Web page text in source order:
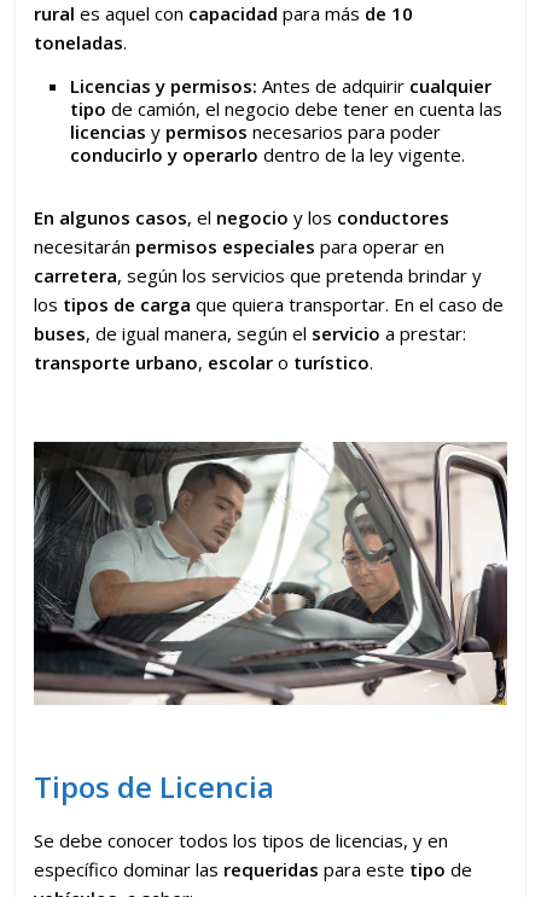
rural es aquel con capacidad para más de 10
toneladas.
Licencias y permisos:Antes de adquirir cualquier
tipo de camión, el negocio debe tener en cuenta las
licencias y permisos necesarios para poder
conducirlo y operarlodentro de la ley vigente.
En algunos casos, el negocio y los conductores
necesitarán permisos especiales para operar en
carretera, según los servicios que pretenda brindar y
los tipos de carga que quiera transportar. En el caso de
buses, de igual manera, según el servicio a prestar:
transporte urbano, escolar o turístico.
Tipos de Licencia
Se debe conocer todos los tipos de licencias, y en
específico dominar las requeridas para este tipo de